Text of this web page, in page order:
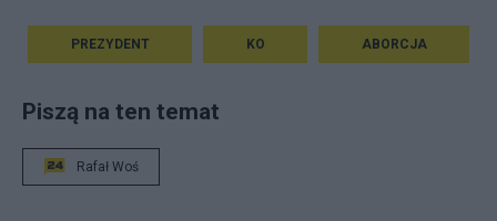
PREZYDENT KO ABORCJA
Piszą na ten temat
Rafał Woś